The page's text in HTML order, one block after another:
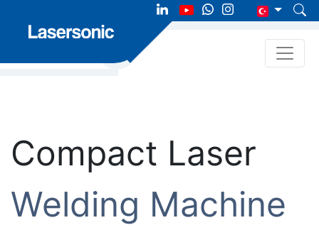
Compact Laser
Welding Machine